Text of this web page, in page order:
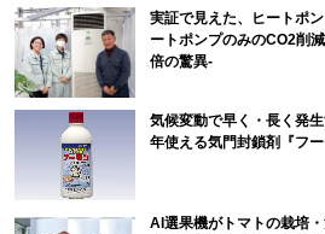
実証で見えた、ヒートポ
ートポンプのみのCO2削
倍の驚異-
気候変動で早く・長く発
年使える気門封鎖剤『フー
AI選果機がトマトの栽培